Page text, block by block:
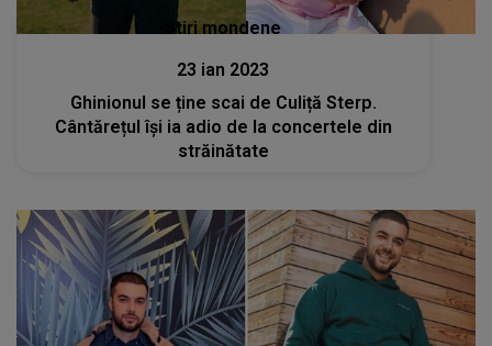
Stiri mondene
23 ian 2023
Ghinionul se ține scai de Culiță Sterp.
Cântărețul își ia adio de la concertele din
străinătate